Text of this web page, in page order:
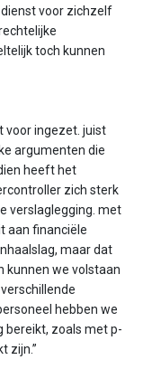
voor zichzelf
toch kunnen
voor ingezet. juist
argumenten die
heeft het
zich sterk
verslaglegging. met
aan financiële
maar dat
kunnen we volstaan
hebben we
bereikt, zoals met p-
zijn.”